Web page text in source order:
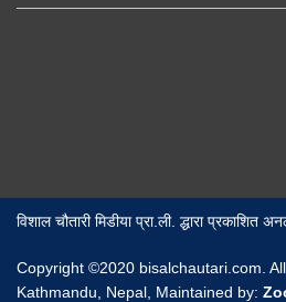
विशाल चौतारी मिडीया प्रा.ली. द्धारा प्रकाशित
Copyright ©2020 bisalchautari.com.
Kathmandu, Nepal, Maintained by: